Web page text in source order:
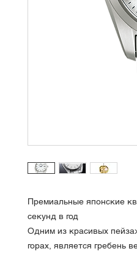
Премиальные японские
секунд в год
Одним из красивых
горах, является гребень